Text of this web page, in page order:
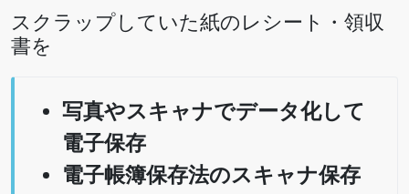
スクラップしていた紙のレシート・領収
書を
写真やスキャナでデータ化して
電子保存
電子帳簿保存法のスキャナ保存